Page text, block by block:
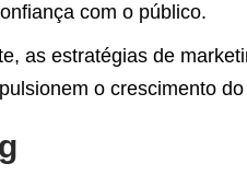
com o público.
as estratégias de
o crescimento